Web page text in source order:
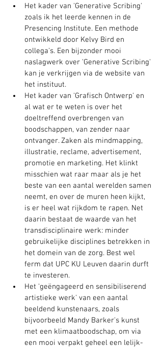
Het kader van 'Generative Scribing'
zoals ik het leerde kennen in de
Presencing Institute. Een methode
ontwikkeld door Kelvy Bird en
collega's. Een bijzonder mooi
naslagwerk over 'Generative Scribing'
kan je verkrijgen via de website van
het instituut.
Het kader van 'Grafisch Ontwerp' en
al wat er te weten is over het
doeltreffend overbrengen van
boodschappen, van zender naar
ontvanger. Zaken als mindmapping,
illustratie, reclame, advertisement,
promotie en marketing. Het klinkt
misschien wat raar maar als je het
beste van een aantal werelden samen
neemt, en over de muren heen kijkt,
is er heel wat rijkdom te rapen. Net
daarin bestaat de waarde van het
transdisciplinaire werk: minder
gebruikelijke disciplines betrekken in
het domein van de zorg. Best wel
ferm dat UPC KU Leuven daarin durft
te investeren.
Het 'geëngageerd en sensibiliserend
artistieke werk' van een aantal
beeldend kunstenaars, zoals
bijvoorbeeld Mandy Barker's kunst
met een klimaatboodschap, om via
een mooi verpakt geheel een lelijk-